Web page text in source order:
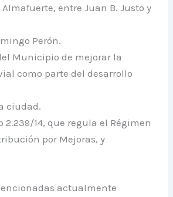
entre Juan B. Justo y
Perón.
Municipio de mejorar la
como parte del desarrollo
ciudad.
2.239/14, que regula el Régimen
por Mejoras, y
actualmente